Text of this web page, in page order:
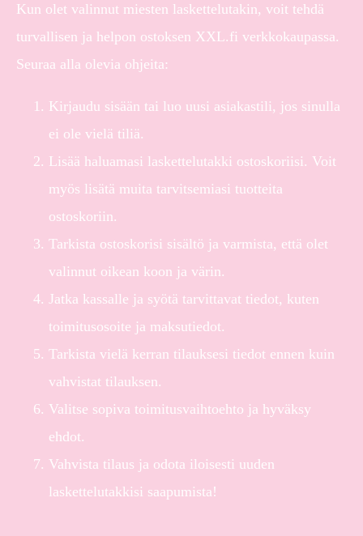
Kun olet valinnut miesten laskettelutakin, voit tehdä
turvallisen ja helpon ostoksen XXL.fi verkkokaupassa.
Seuraa alla olevia ohjeita:
Kirjaudu sisään tai luo uusi asiakastili, jos sinulla
ei ole vielä tiliä.
Lisää haluamasi laskettelutakki ostoskoriisi. Voit
myös lisätä muita tarvitsemiasi tuotteita
ostoskoriin.
Tarkista ostoskorisi sisältö ja varmista, että olet
valinnut oikean koon ja värin.
Jatka kassalle ja syötä tarvittavat tiedot, kuten
toimitusosoite ja maksutiedot.
Tarkista vielä kerran tilauksesi tiedot ennen kuin
vahvistat tilauksen.
Valitse sopiva toimitusvaihtoehto ja hyväksy
ehdot.
Vahvista tilaus ja odota iloisesti uuden
laskettelutakkisi saapumista!